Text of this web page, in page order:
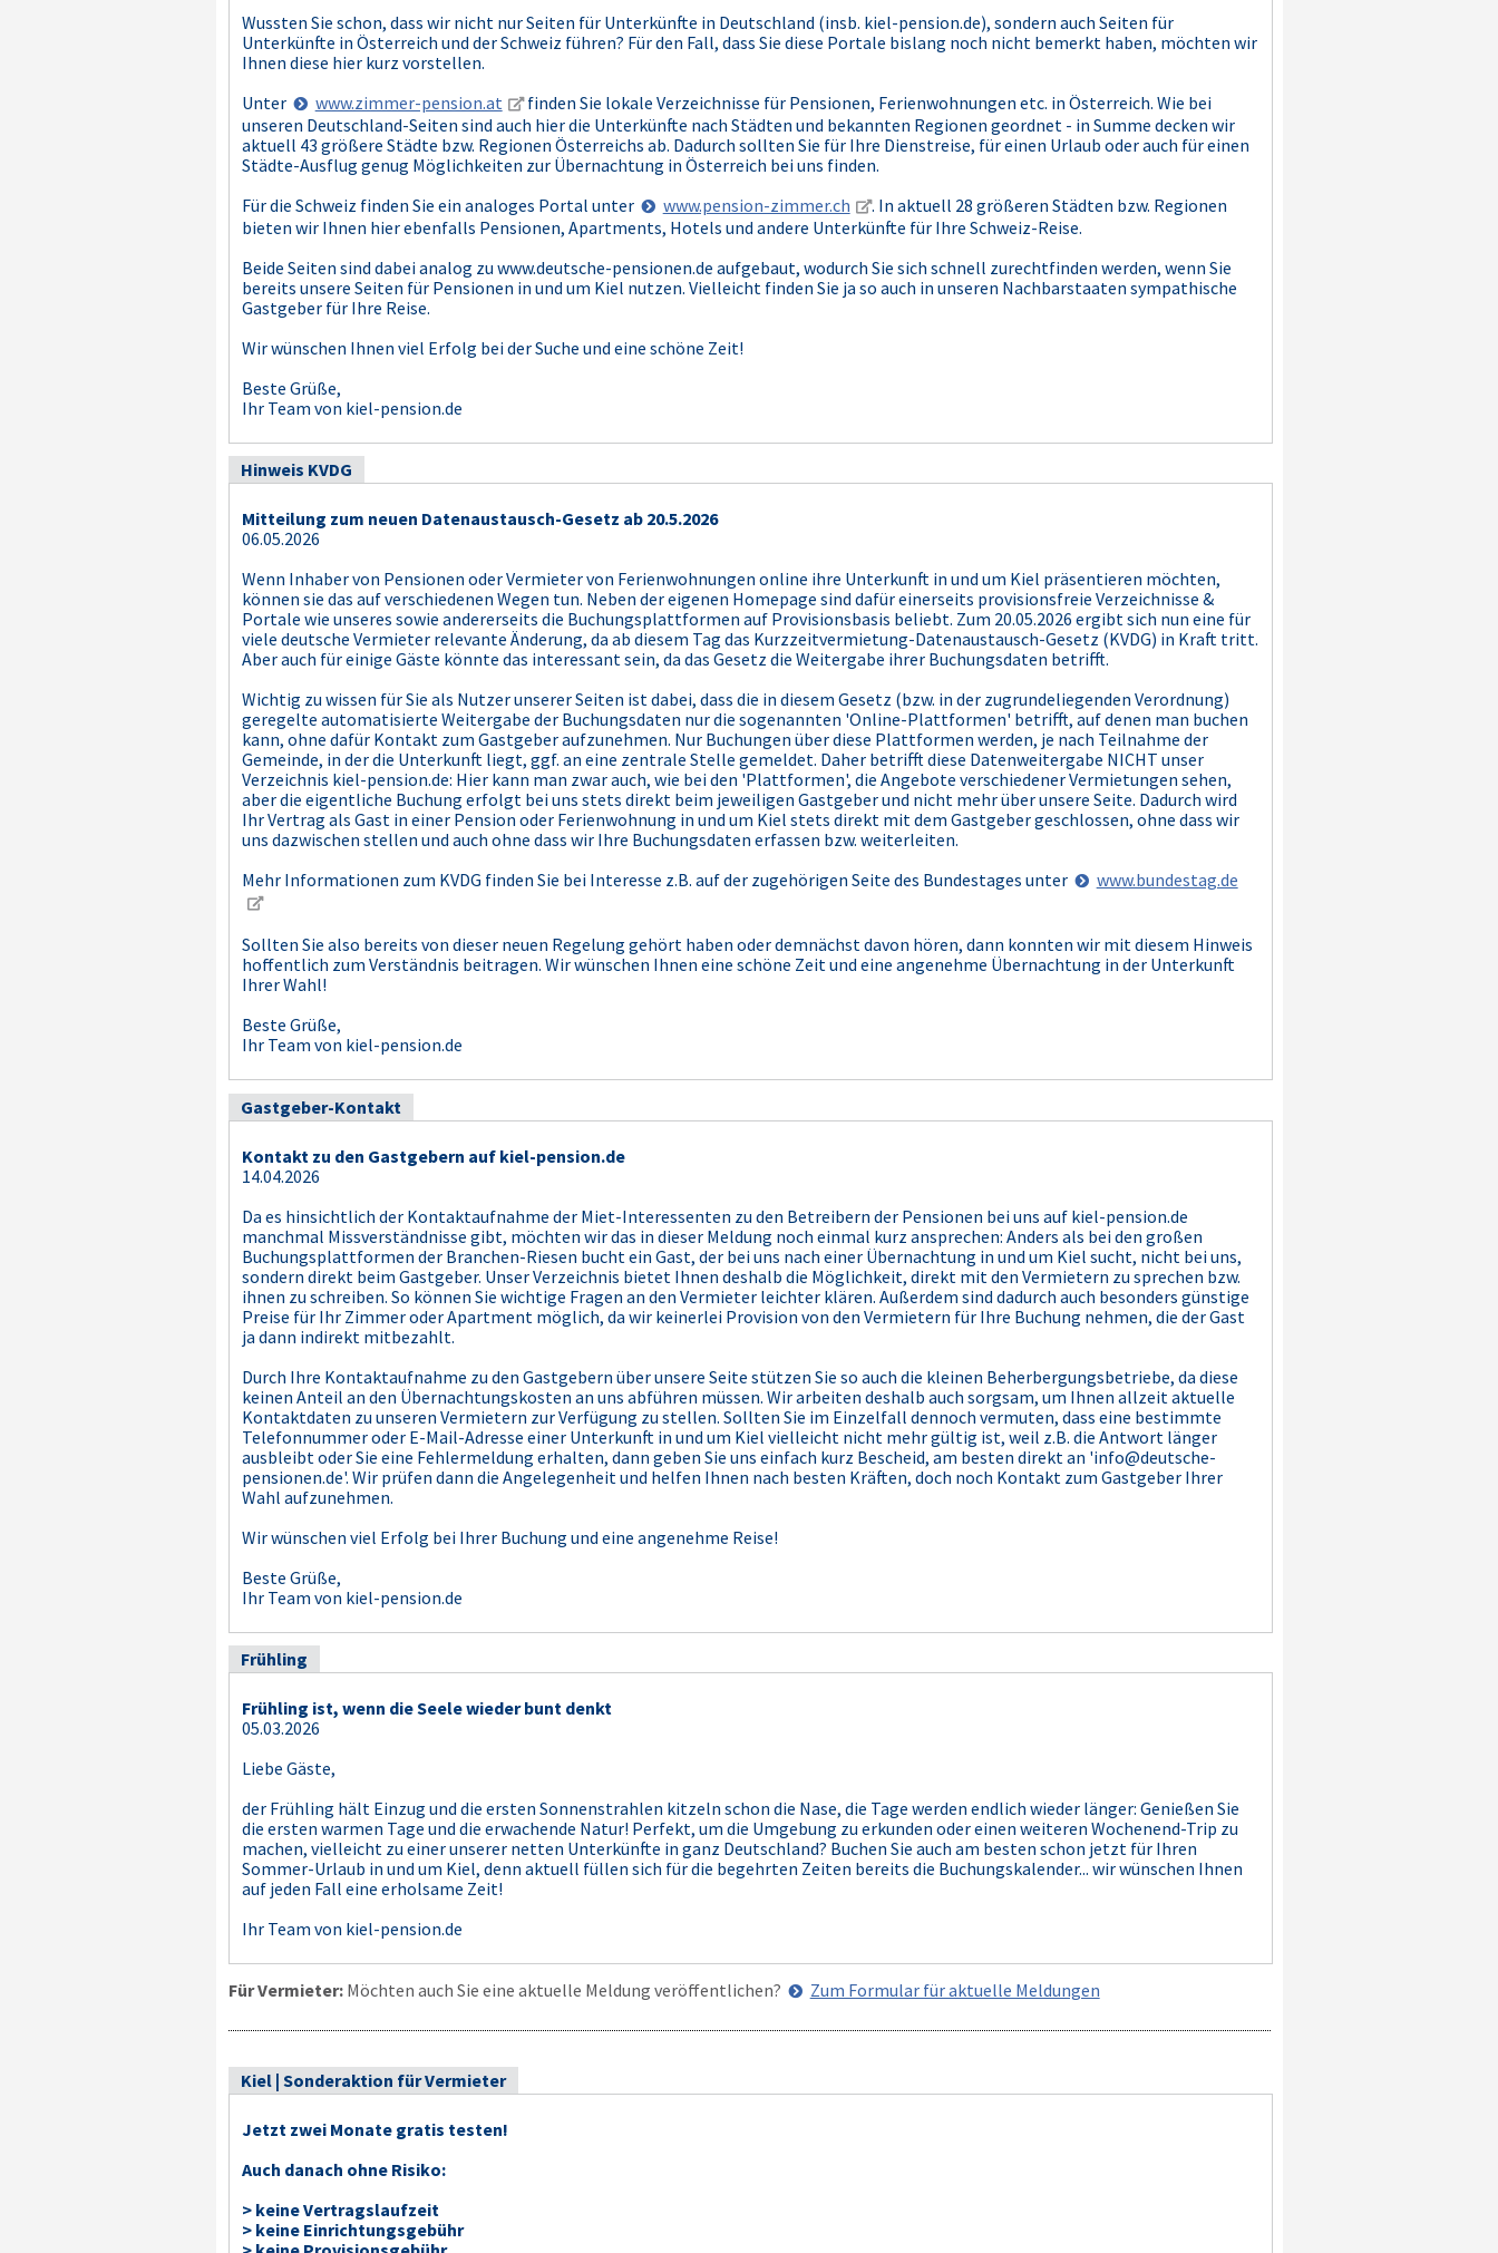
Wussten Sie schon, dass wir nicht nur Seiten für Unterkünfte in Deutschland (insb. kiel-pension.de), sondern auch Seiten für
Unterkünfte in Österreich und der Schweiz führen? Für den Fall, dass Sie diese Portale bislang noch nicht bemerkt haben, möchten wir
Ihnen diese hier kurz vorstellen.
Unter
www.zimmer-pension.at
finden Sie lokale Verzeichnisse für Pensionen, Ferienwohnungen etc. in Österreich. Wie bei
unseren Deutschland-Seiten sind auch hier die Unterkünfte nach Städten und bekannten Regionen geordnet - in Summe decken wir
aktuell 43 größere Städte bzw. Regionen Österreichs ab. Dadurch sollten Sie für Ihre Dienstreise, für einen Urlaub oder auch für einen
Städte-Ausflug genug Möglichkeiten zur Übernachtung in Österreich bei uns finden.
Für die Schweiz finden Sie ein analoges Portal unter
www.pension-zimmer.ch
. In aktuell 28 größeren Städten bzw. Regionen
bieten wir Ihnen hier ebenfalls Pensionen, Apartments, Hotels und andere Unterkünfte für Ihre Schweiz-Reise.
Beide Seiten sind dabei analog zu www.deutsche-pensionen.de aufgebaut, wodurch Sie sich schnell zurechtfinden werden, wenn Sie
bereits unsere Seiten für Pensionen in und um Kiel nutzen. Vielleicht finden Sie ja so auch in unseren Nachbarstaaten sympathische
Gastgeber für Ihre Reise.
Wir wünschen Ihnen viel Erfolg bei der Suche und eine schöne Zeit!
Beste Grüße,
Ihr Team von kiel-pension.de
Hinweis KVDG
Mitteilung zum neuen Datenaustausch-Gesetz ab 20.5.2026
06.05.2026
Wenn Inhaber von Pensionen oder Vermieter von Ferienwohnungen online ihre Unterkunft in und um Kiel präsentieren möchten,
können sie das auf verschiedenen Wegen tun. Neben der eigenen Homepage sind dafür einerseits provisionsfreie Verzeichnisse &
Portale wie unseres sowie andererseits die Buchungsplattformen auf Provisionsbasis beliebt. Zum 20.05.2026 ergibt sich nun eine für
viele deutsche Vermieter relevante Änderung, da ab diesem Tag das Kurzzeitvermietung-Datenaustausch-Gesetz (KVDG) in Kraft tritt.
Aber auch für einige Gäste könnte das interessant sein, da das Gesetz die Weitergabe ihrer Buchungsdaten betrifft.
Wichtig zu wissen für Sie als Nutzer unserer Seiten ist dabei, dass die in diesem Gesetz (bzw. in der zugrundeliegenden Verordnung)
geregelte automatisierte Weitergabe der Buchungsdaten nur die sogenannten 'Online-Plattformen' betrifft, auf denen man buchen
kann, ohne dafür Kontakt zum Gastgeber aufzunehmen. Nur Buchungen über diese Plattformen werden, je nach Teilnahme der
Gemeinde, in der die Unterkunft liegt, ggf. an eine zentrale Stelle gemeldet. Daher betrifft diese Datenweitergabe NICHT unser
Verzeichnis kiel-pension.de: Hier kann man zwar auch, wie bei den 'Plattformen', die Angebote verschiedener Vermietungen sehen,
aber die eigentliche Buchung erfolgt bei uns stets direkt beim jeweiligen Gastgeber und nicht mehr über unsere Seite. Dadurch wird
Ihr Vertrag als Gast in einer Pension oder Ferienwohnung in und um Kiel stets direkt mit dem Gastgeber geschlossen, ohne dass wir
uns dazwischen stellen und auch ohne dass wir Ihre Buchungsdaten erfassen bzw. weiterleiten.
Mehr Informationen zum KVDG finden Sie bei Interesse z.B. auf der zugehörigen Seite des Bundestages unter
www.bundestag.de
Sollten Sie also bereits von dieser neuen Regelung gehört haben oder demnächst davon hören, dann konnten wir mit diesem Hinweis
hoffentlich zum Verständnis beitragen. Wir wünschen Ihnen eine schöne Zeit und eine angenehme Übernachtung in der Unterkunft
Ihrer Wahl!
Beste Grüße,
Ihr Team von kiel-pension.de
Gastgeber-Kontakt
Kontakt zu den Gastgebern auf kiel-pension.de
14.04.2026
Da es hinsichtlich der Kontaktaufnahme der Miet-Interessenten zu den Betreibern der Pensionen bei uns auf kiel-pension.de
manchmal Missverständnisse gibt, möchten wir das in dieser Meldung noch einmal kurz ansprechen: Anders als bei den großen
Buchungsplattformen der Branchen-Riesen bucht ein Gast, der bei uns nach einer Übernachtung in und um Kiel sucht, nicht bei uns,
sondern direkt beim Gastgeber. Unser Verzeichnis bietet Ihnen deshalb die Möglichkeit, direkt mit den Vermietern zu sprechen bzw.
ihnen zu schreiben. So können Sie wichtige Fragen an den Vermieter leichter klären. Außerdem sind dadurch auch besonders günstige
Preise für Ihr Zimmer oder Apartment möglich, da wir keinerlei Provision von den Vermietern für Ihre Buchung nehmen, die der Gast
ja dann indirekt mitbezahlt.
Durch Ihre Kontaktaufnahme zu den Gastgebern über unsere Seite stützen Sie so auch die kleinen Beherbergungsbetriebe, da diese
keinen Anteil an den Übernachtungskosten an uns abführen müssen. Wir arbeiten deshalb auch sorgsam, um Ihnen allzeit aktuelle
Kontaktdaten zu unseren Vermietern zur Verfügung zu stellen. Sollten Sie im Einzelfall dennoch vermuten, dass eine bestimmte
Telefonnummer oder E-Mail-Adresse einer Unterkunft in und um Kiel vielleicht nicht mehr gültig ist, weil z.B. die Antwort länger
ausbleibt oder Sie eine Fehlermeldung erhalten, dann geben Sie uns einfach kurz Bescheid, am besten direkt an 'info@deutsche-
pensionen.de'. Wir prüfen dann die Angelegenheit und helfen Ihnen nach besten Kräften, doch noch Kontakt zum Gastgeber Ihrer
Wahl aufzunehmen.
Wir wünschen viel Erfolg bei Ihrer Buchung und eine angenehme Reise!
Beste Grüße,
Ihr Team von kiel-pension.de
Frühling
Frühling ist, wenn die Seele wieder bunt denkt
05.03.2026
Liebe Gäste,
der Frühling hält Einzug und die ersten Sonnenstrahlen kitzeln schon die Nase, die Tage werden endlich wieder länger: Genießen Sie
die ersten warmen Tage und die erwachende Natur! Perfekt, um die Umgebung zu erkunden oder einen weiteren Wochenend-Trip zu
machen, vielleicht zu einer unserer netten Unterkünfte in ganz Deutschland? Buchen Sie auch am besten schon jetzt für Ihren
Sommer-Urlaub in und um Kiel, denn aktuell füllen sich für die begehrten Zeiten bereits die Buchungskalender... wir wünschen Ihnen
auf jeden Fall eine erholsame Zeit!
Ihr Team von kiel-pension.de
Für Vermieter:Möchten auch Sie eine aktuelle Meldung veröffentlichen? Zum Formular für aktuelle Meldungen
Kiel | Sonderaktion für Vermieter
Jetzt zwei Monate gratis testen!
Auch danach ohne Risiko:
> keine Vertragslaufzeit
> keine Einrichtungsgebühr